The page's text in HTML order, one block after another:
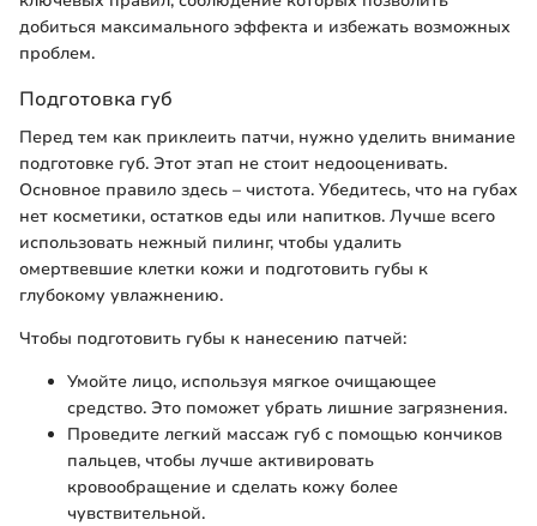
добиться максимального эффекта и избежать возможных
проблем.
Подготовка губ
Перед тем как приклеить патчи, нужно уделить внимание
подготовке губ. Этот этап не стоит недооценивать.
Основное правило здесь – чистота. Убедитесь, что на губах
нет косметики, остатков еды или напитков. Лучше всего
использовать нежный пилинг, чтобы удалить
омертвевшие клетки кожи и подготовить губы к
глубокому увлажнению.
Чтобы подготовить губы к нанесению патчей:
Умойте лицо, используя мягкое очищающее
средство. Это поможет убрать лишние загрязнения.
Проведите легкий массаж губ с помощью кончиков
пальцев, чтобы лучше активировать
кровообращение и сделать кожу более
чувствительной.